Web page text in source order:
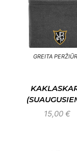
GREITA
15,00 €